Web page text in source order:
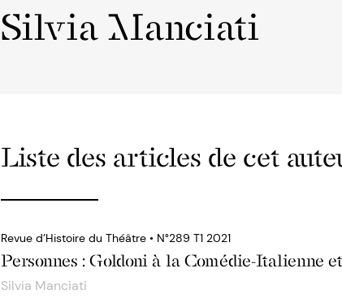
Silvia Manciati
Liste des articles de cet
Revue d’Histoire du Théâtre • N°289 T1 2021
Personnes : Goldoni à la Comédie-­Italienne
Silvia Manciati